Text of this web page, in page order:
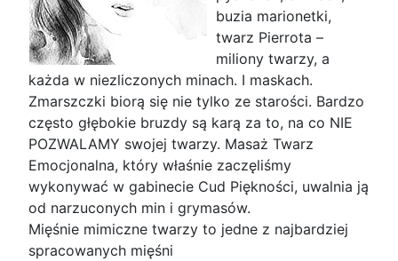
buzia marionetki,
twarz Pierrota –
miliony twarzy, a
każda w niezliczonych minach. I maskach.
Zmarszczki biorą się nie tylko ze starości. Bardzo
często głębokie bruzdy są karą za to, na co NIE
POZWALAMY swojej twarzy. Masaż Twarz
Emocjonalna, który właśnie zaczęliśmy
wykonywać w gabinecie Cud Piękności, uwalnia ją
od narzuconych min i grymasów.
Mięśnie mimiczne twarzy to jedne z najbardziej
spracowanych mięśni